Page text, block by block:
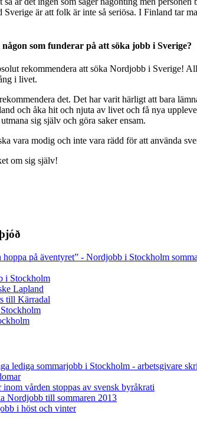
Sverige är att folk är inte så seriösa. I Finland tar
som funderar på att söka jobb i Sverige?
rekommendera att söka Nordjobb i Sverige!
i livet.
det. Det har varit härligt att bara
och åka hit och njuta av livet och få nya
sig själv och göra saker ensam.
vara modig och inte vara rädd för att använda
om sig själv!
hoppa på äventyret” - Nordjobb i Stockholm
i Stockholm
Lapland
till Kärradal
lediga sommarjobb i Stockholm - arbetsgivare
inom vården stoppas av svensk byråkrati
Nordjobb till sommaren 2013
i höst och vinter